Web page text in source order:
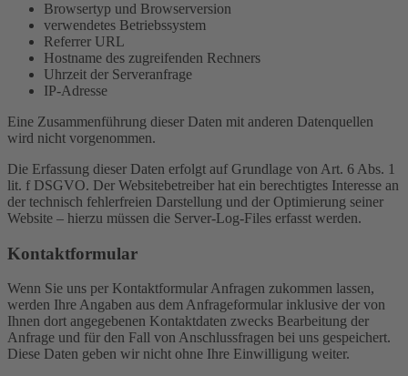
Browsertyp und Browserversion
verwendetes Betriebssystem
Referrer URL
Hostname des zugreifenden Rechners
Uhrzeit der Serveranfrage
IP-Adresse
Eine Zusammenführung dieser Daten mit anderen Datenquellen
wird nicht vorgenommen.
Die Erfassung dieser Daten erfolgt auf Grundlage von Art. 6 Abs. 1
lit. f DSGVO. Der Websitebetreiber hat ein berechtigtes Interesse an
der technisch fehlerfreien Darstellung und der Optimierung seiner
Website – hierzu müssen die Server-Log-Files erfasst werden.
Kontaktformular
Wenn Sie uns per Kontaktformular Anfragen zukommen lassen,
werden Ihre Angaben aus dem Anfrageformular inklusive der von
Ihnen dort angegebenen Kontaktdaten zwecks Bearbeitung der
Anfrage und für den Fall von Anschlussfragen bei uns gespeichert.
Diese Daten geben wir nicht ohne Ihre Einwilligung weiter.